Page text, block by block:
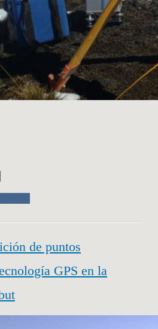
de puntos
GPS en la